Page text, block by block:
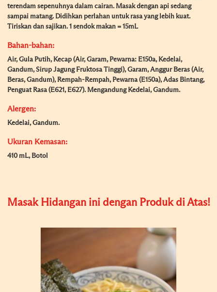
terendam sepenuhnya dalam cairan. Masak dengan api sedang
sampai matang. Didihkan perlahan untuk rasa yang lebih kuat.
Tiriskan dan sajikan. 1 sendok makan = 15mL
Bahan-bahan:
Air, Gula Putih, Kecap (Air, Garam, Pewarna: E150a, Kedelai,
Gandum, Sirup Jagung Fruktosa Tinggi), Garam, Anggur Beras (Air,
Beras, Gandum), Rempah-Rempah, Pewarna (E150a), Adas Bintang,
Penguat Rasa (E621, E627). Mengandung Kedelai, Gandum.
Alergen:
Kedelai, Gandum.
Ukuran Kemasan:
410 mL, Botol
Masak Hidangan ini dengan Produk di Atas!